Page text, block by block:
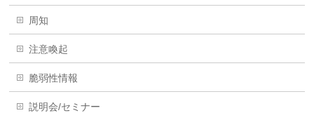
周知
注意喚起
脆弱性情報
説明会/セミナー